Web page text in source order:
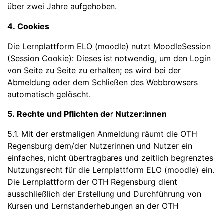
über zwei Jahre aufgehoben.
4. Cookies
Die Lernplattform ELO (moodle) nutzt MoodleSession
(Session Cookie): Dieses ist notwendig, um den Login
von Seite zu Seite zu erhalten; es wird bei der
Abmeldung oder dem Schließen des Webbrowsers
automatisch gelöscht.
5. Rechte und Pflichten der Nutzer:innen
5.1. Mit der erstmaligen Anmeldung räumt die OTH
Regensburg dem/der Nutzerinnen und Nutzer ein
einfaches, nicht übertragbares und zeitlich begrenztes
Nutzungsrecht für die Lernplattform ELO (moodle) ein.
Die Lernplattform der OTH Regensburg dient
ausschließlich der Erstellung und Durchführung von
Kursen und Lernstanderhebungen an der OTH